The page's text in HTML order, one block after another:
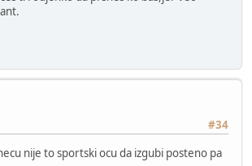
#34
nije to sportski ocu da izgubi posteno pa